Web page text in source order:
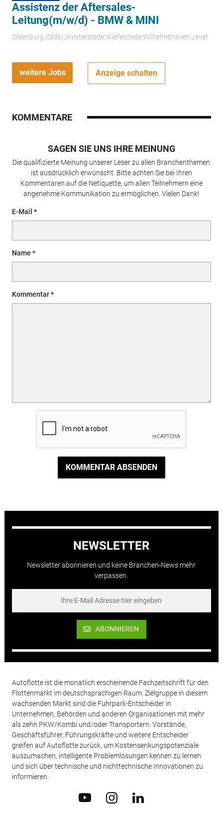
Assistenz der Aftersales-
Leitung(m/w/d) - BMW & MINI
Oldenburg (Oldb);Westerstede;Wiefelstede;Wilhelmshaven;Jever
weitere Jobs Anzeige schalten
KOMMENTARE
SAGEN SIE UNS IHRE MEINUNG
Die qualifizierte Meinung unserer Leser zu allen Branchenthemen
ist ausdrücklich erwünscht. Bitte achten Sie bei Ihren
Kommentaren auf die Netiquette, um allen Teilnehmern eine
angenehme Kommunikation zu ermöglichen. Vielen Dank!
E-Mail
Name
Kommentar
KOMMENTAR ABSENDEN
NEWSLETTER
Newsletter abonnieren und keine Branchen-News mehr
verpassen.
ABONNIEREN
Autoflotte ist die monatlich erscheinende Fachzeitschrift für den
Flottenmarkt im deutschsprachigen Raum. Zielgruppe in diesem
wachsenden Markt sind die Fuhrpark-Entscheider in
Unternehmen, Behörden und anderen Organisationen mit mehr
als zehn PKW/Kombi und/oder Transportern. Vorstände,
Geschäftsführer, Führungskräfte und weitere Entscheider
greifen auf Autoflotte zurück, um Kostensenkungspotenziale
auszumachen, intelligente Problemlösungen kennen zu lernen
und sich über technische und nichttechnische Innovationen zu
informieren.